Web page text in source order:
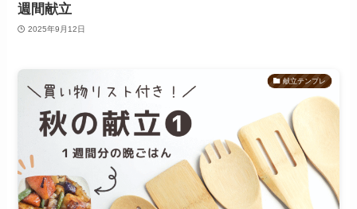
週間献立
2025年9月12日
献立テンプレ